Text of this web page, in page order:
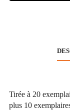
Tirée à 20
plus 10